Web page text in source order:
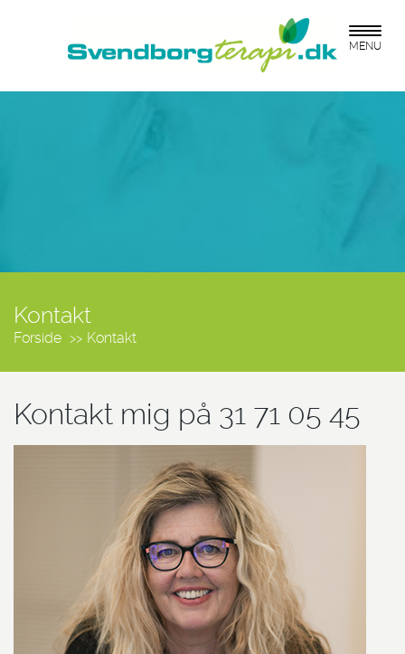
Kontakt
Forside Kontakt
Kontakt mig på 31 71 05 45
MENU